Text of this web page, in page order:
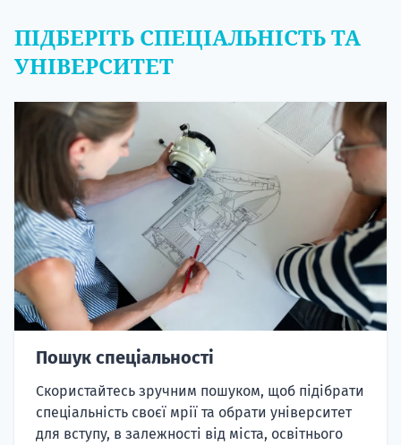
ПІДБЕРІТЬ СПЕЦІАЛЬНІСТЬ ТА
УНІВЕРСИТЕТ
Пошук спеціальності
Скористайтесь зручним пошуком, щоб підібрати
спеціальність своєї мрії та обрати університет
для вступу, в залежності від міста, освітнього